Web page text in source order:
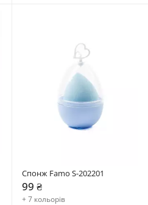
Спонж Famo S-202201
99 ₴
+ 7 кольорів